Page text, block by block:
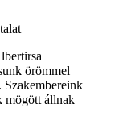
örömmel
Szakembereink
mögött állnak